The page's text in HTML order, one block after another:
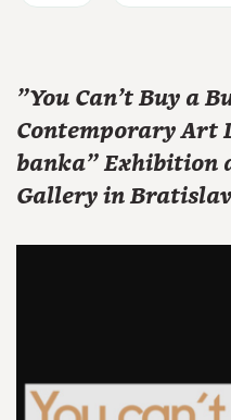
"You Can't Buy a
Contemporary Art
banka" Exhibition
Gallery in